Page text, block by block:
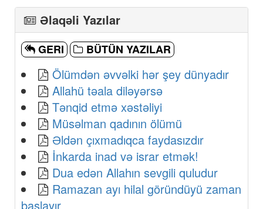
Əlaqəli Yazılar
GERI BÜTÜN YAZILAR
Ölümdən əvvəlki hər şey dünyadır
Allahü təala diləyərsə
Tənqid etmə xəstəliyi
Müsəlman qadının ölümü
Əldən çıxmadıqca faydasızdır
İnkarda inad və israr etmək!
Dua edən Allahın sevgili quludur
Ramazan ayı hilal göründüyü zaman
başlayır